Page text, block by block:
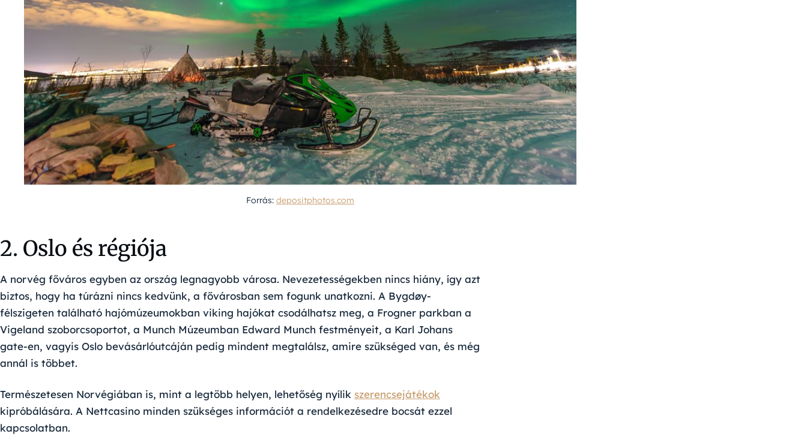
Forrás: depositphotos.com
2. Oslo és régiója
A norvég főváros egyben az ország legnagyobb városa. Nevezetességekben nincs hiány, így azt
biztos, hogy ha túrázni nincs kedvünk, a fővárosban sem fogunk unatkozni. A Bygdøy-
félszigeten található hajómúzeumokban viking hajókat csodálhatsz meg, a Frogner parkban a
Vigeland szoborcsoportot, a Munch Múzeumban Edward Munch festményeit, a Karl Johans
gate-en, vagyis Oslo bevásárlóutcáján pedig mindent megtalálsz, amire szükséged van, és még
annál is többet.
Természetesen Norvégiában is, mint a legtöbb helyen, lehetőség nyílik szerencsejátékok
kipróbálására. A Nettcasino minden szükséges információt a rendelkezésedre bocsát ezzel
kapcsolatban.